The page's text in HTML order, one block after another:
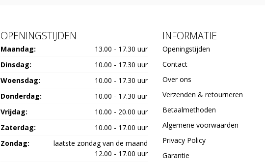
OPENINGSTIJDEN
Maandag:
13.00 - 17.30 uur
Dinsdag:
10.00 - 17.30 uur
Woensdag:
10.00 - 17.30 uur
Donderdag:
10.00 - 17.30 uur
Vrijdag:
10.00 - 20.00 uur
Zaterdag:
10.00 - 17.00 uur
Zondag:
laatste zondag van de maand
12.00 - 17.00 uur
INFORMATIE
Openingstijden
Contact
Over ons
Verzenden & retourneren
Betaalmethoden
Algemene voorwaarden
Privacy Policy
Garantie